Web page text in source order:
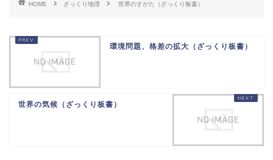
HOME ざっくり地理 世界のすがた（ざっくり板書）
環境問題、格差の拡大（ざっくり板書）
世界の気候（ざっくり板書）